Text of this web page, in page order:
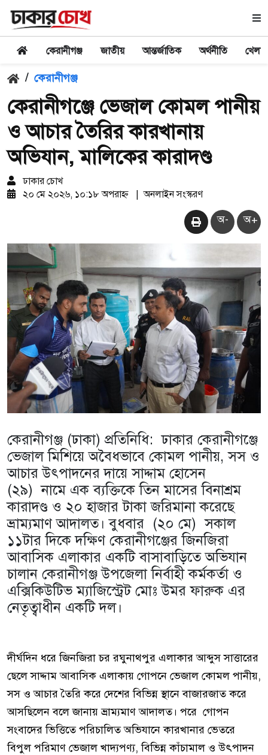
কেরানীগঞ্জ জাতীয় আন্তর্জাতিক অর্থনীতি খেলা
/ কেরানীগঞ্জ
কেরানীগঞ্জে ভেজাল কোমল পানীয়
ও আচার তৈরির কারখানায়
অভিযান, মালিকের কারাদণ্ড
ঢাকার চোখ
২০ মে ২০২৬, ১০:১৮ অপরাহ্ন
অনলাইন সংস্করণ
অ- অ+
কেরানীগঞ্জ (ঢাকা) প্রতিনিধি: ঢাকার কেরানীগঞ্জে
ভেজাল মিশিয়ে অবৈধভাবে কোমল পানীয়, সস ও
আচার উৎপাদনের দায়ে সাদ্দাম হোসেন
(২৯) নামে এক ব্যক্তিকে তিন মাসের বিনাশ্রম
কারাদণ্ড ও ২০ হাজার টাকা জরিমানা করেছে
ভ্রাম্যমাণ আদালত। বুধবার (২০ মে) সকাল
১১টার দিকে দক্ষিণ কেরানীগঞ্জের জিনজিরা
আবাসিক এলাকার একটি বাসাবাড়িতে অভিযান
চালান কেরানীগঞ্জ উপজেলা নির্বাহী কর্মকর্তা ও
এক্সিকিউটিভ ম্যাজিস্ট্রেট মোঃ উমর ফারুক এর
নেতৃত্বাধীন একটি দল।
দীর্ঘদিন ধরে জিনজিরা চর রঘুনাথপুর এলাকার আব্দুস সাত্তারের
ছেলে সাদ্দাম আবাসিক এলাকায় গোপনে ভেজাল কোমল পানীয়,
সস ও আচার তৈরি করে দেশের বিভিন্ন স্থানে বাজারজাত করে
আসছিলেন বলে জানায় ভ্রাম্যমাণ আদালত। পরে গোপন
সংবাদের ভিত্তিতে পরিচালিত অভিযানে কারখানার ভেতরে
বিপুল পরিমাণ ভেজাল খাদ্যপণ্য, বিভিন্ন কাঁচামাল ও উৎপাদন